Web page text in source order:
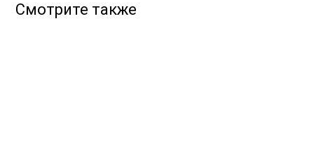
Смотрите также